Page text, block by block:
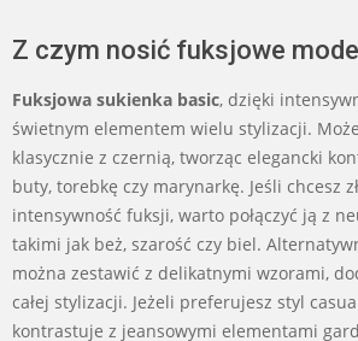
Z czym nosić fuksjowe
Fuksjowa sukienka basic, dzięki
świetnym elementem wielu stylizacji.
klasycznie z czernią, tworząc elegancki
buty, torebkę czy marynarkę. Jeśli chcesz
intensywność fuksji, warto połączyć ją z
takimi jak beż, szarość czy biel.
można zestawić z delikatnymi wzorami,
całej stylizacji. Jeżeli preferujesz styl
kontrastuje z jeansowymi elementami